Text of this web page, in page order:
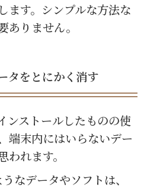
ます。シンプルな方法な
ありません。
タをとにかく消す
ンストールしたものの使
端末内にはいらないデー
れます。
なデータやソフトは、